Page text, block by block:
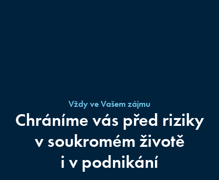
Vždy ve Vašem zájmu
Chráníme vás před riziky
v soukromém životě
i v podnikání